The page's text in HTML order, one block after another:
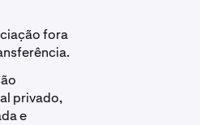
fora
privado,
e